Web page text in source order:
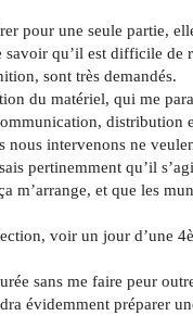
pour une seule partie,
qu’il est difficile de
sont très demandés.
du matériel, qui me
nous intervenons ne
pertinemment qu’il
m’arrange, et que les
voir un jour d’une
sans me faire peur
évidemment préparer